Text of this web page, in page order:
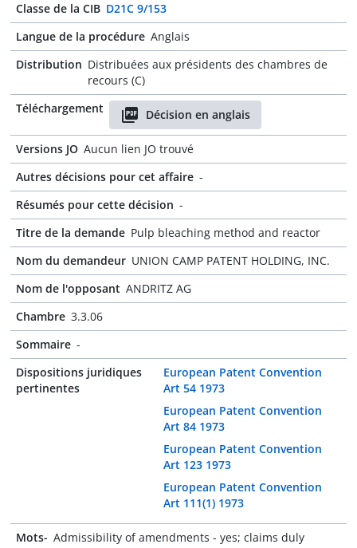
Classe de la CIB D21C 9/153
Langue de la procédure Anglais
Distribution Distribuées aux présidents des chambres de
recours (C)
Téléchargement
Décision en anglais
Versions JO Aucun lien JO trouvé
Autres décisions pour cet affaire -
Résumés pour cette décision -
Titre de la demande Pulp bleaching method and reactor
Nom du demandeur UNION CAMP PATENT HOLDING, INC.
Nom de l'opposant ANDRITZ AG
Chambre 3.3.06
Sommaire -
Dispositions juridiques
pertinentes
European Patent Convention
Art 54 1973
European Patent Convention
Art 84 1973
European Patent Convention
Art 123 1973
European Patent Convention
Art 111(1) 1973
Mots- Admissibility of amendments - yes; claims duly